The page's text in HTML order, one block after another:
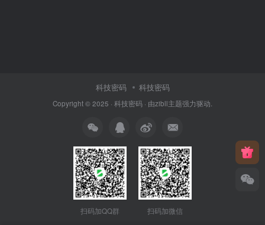
科技密码 科技密码
Copyright © 2025 · 科技密码 · 由zibll主题强力驱动.
扫码加QQ群 扫码加微信